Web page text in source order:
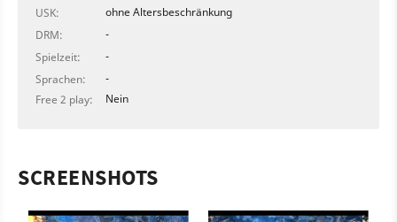
USK:
ohne Altersbeschränkung
DRM:
-
Spielzeit:
-
Sprachen:
-
Free 2 play:
Nein
SCREENSHOTS